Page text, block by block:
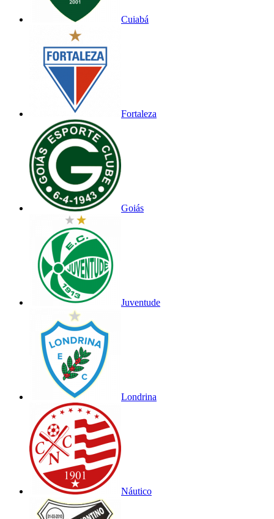
Cuiabá
Fortaleza
Goiás
Juventude
Londrina
Náutico